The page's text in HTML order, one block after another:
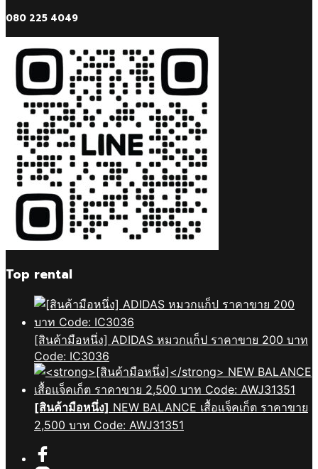
080 225 4049
Top rental
[สินค้ามือหนึ่ง] ADIDAS หมวกแก็ป ราคาขาย 200 บาท
Code: IC3036
[สินค้ามือหนึ่ง] NEW BALANCE เสื้อเเจ็คเก็ต ราคาขาย
2,500 บาท Code: AWJ31351